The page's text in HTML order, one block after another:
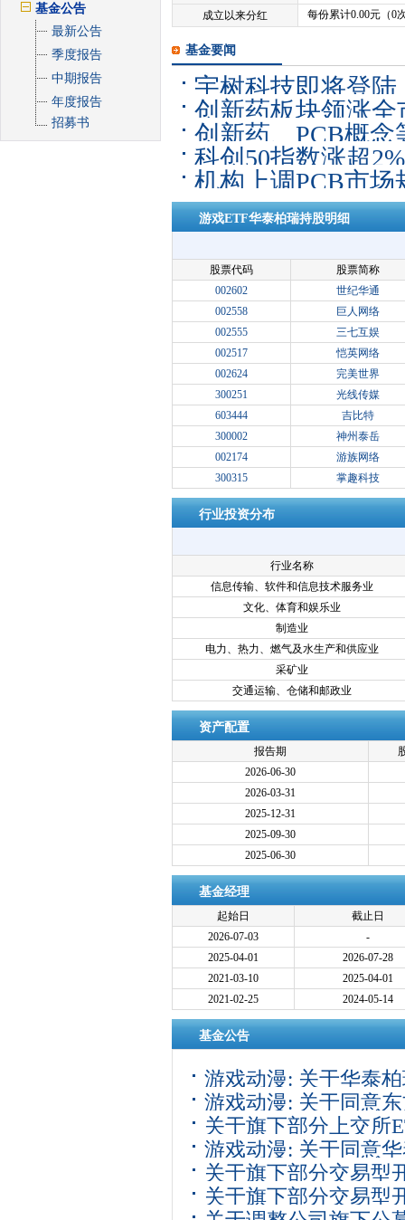
基金公告
最新公告
季度报告
中期报告
年度报告
招募书
成立以来分红
每份累计0.00元（0
基金要闻
宇树科技即将登
人ETF易方达（
创新药板块领涨全
数涨近7%
创新药、PCB概念
证1000ETF易方达
科创50指数涨超
金”约74亿元
机构上调PCB市场
昨日获超2000万
游戏ETF华泰柏瑞持股明细
股票代码
股票简称
002602
世纪华通
002558
巨人网络
002555
三七互娱
002517
恺英网络
002624
完美世界
300251
光线传媒
603444
吉比特
300002
神州泰岳
002174
游族网络
300315
掌趣科技
行业投资分布
行业名称
信息传输、软件和信息技术服务业
文化、体育和娱乐业
制造业
电力、热力、燃气及水生产和供应业
采矿业
交通运输、仓储和邮政业
资产配置
报告期
2026-06-30
2026-03-31
2025-12-31
2025-09-30
2025-06-30
基金经理
起始日
截止日
2026-07-03
-
2025-04-01
2026-07-28
2021-03-10
2025-04-01
2021-02-25
2024-05-14
基金公告
游戏动漫: 关于华泰
金经理变更的公告
游戏动漫: 关于同意
型开放式指数证券投
关于旗下部分上交所
游戏动漫: 关于同意
型开放式指数证券投
关于旗下部分交易型
商的通知
关于旗下部分交易型